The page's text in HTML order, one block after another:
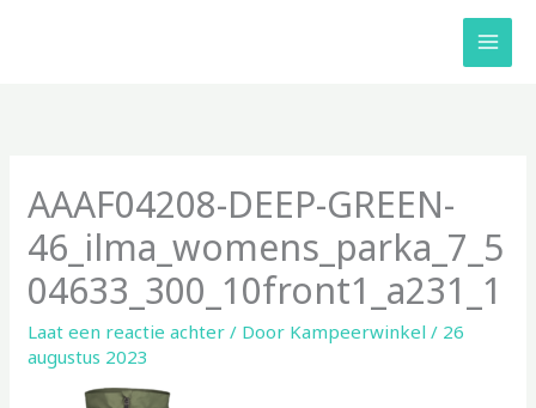
AAAF04208-DEEP-GREEN-
46_ilma_womens_parka_7_5
04633_300_10front1_a231_1
Laat een reactie achter / Door Kampeerwinkel/ 26
augustus 2023